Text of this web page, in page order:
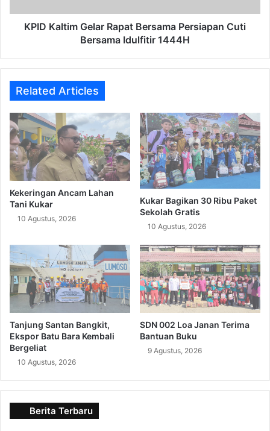
Idulfitir
1444HKPID Kaltim Gelar Rapat Bersama Persiapan Cuti
Bersama Idulfitir 1444H
Related Articles
Kekeringan Ancam Lahan
Tani Kukar
10 Agustus, 2026
Kukar Bagikan 30 Ribu Paket
Sekolah Gratis
10 Agustus, 2026
Tanjung Santan Bangkit,
Ekspor Batu Bara Kembali
Bergeliat
10 Agustus, 2026
SDN 002 Loa Janan Terima
Bantuan Buku
9 Agustus, 2026
Berita Terbaru